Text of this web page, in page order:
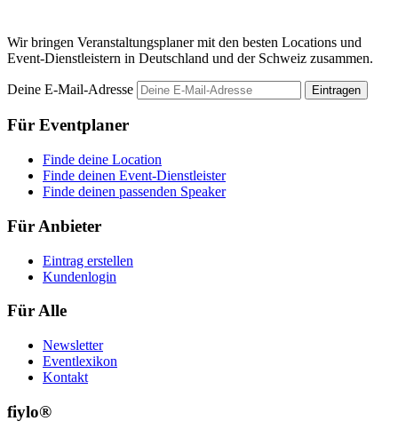
Wir bringen Veranstaltungsplaner mit den besten Locations und
Event-Dienstleistern in Deutschland und der Schweiz zusammen.
Deine E-Mail-Adresse Eintragen
Für Eventplaner
Finde deine Location
Finde deinen Event-Dienstleister
Finde deinen passenden Speaker
Für Anbieter
Eintrag erstellen
Kundenlogin
Für Alle
Newsletter
Eventlexikon
Kontakt
fiylo®